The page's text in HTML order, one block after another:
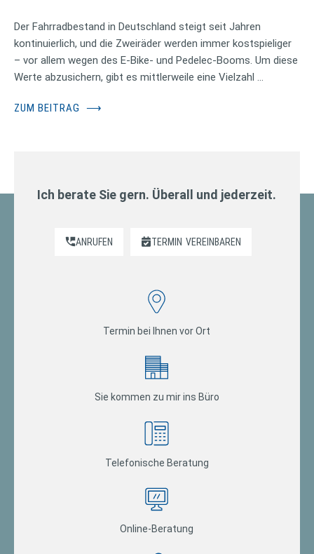
Der Fahrradbestand in Deutschland steigt seit Jahren
kontinuierlich, und die Zweiräder werden immer kostspieliger
– vor allem wegen des E-Bike- und Pedelec-Booms. Um diese
Werte abzusichern, gibt es mittlerweile eine Vielzahl …
ZUM BEITRAG ⟶
Ich berate Sie gern. Überall und jederzeit.
ANRUFEN TERMIN VEREINBAREN
Termin bei Ihnen vor Ort
Sie kommen zu mir ins Büro
Telefonische Beratung
Online-Beratung